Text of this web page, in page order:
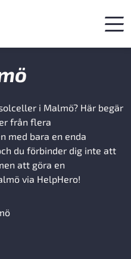
i Malmö? Här begär
från flera
med bara en enda
du förbinder dig inte att
att göra en
via HelpHero!